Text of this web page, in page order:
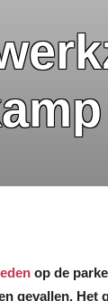
op de
gevallen. Het